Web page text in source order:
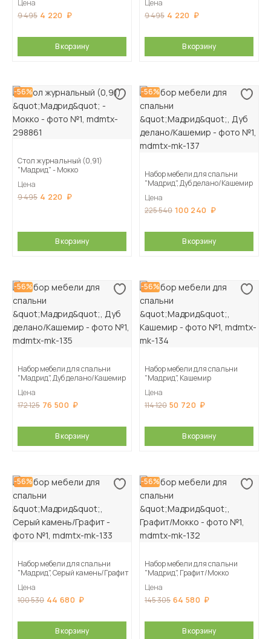
Цена
9 495 4 220
В корзину
Цена
9 495 4 220
В корзину
-56%
Стол журнальный (0,91)
"Мадрид" - Мокко
Цена
9 495 4 220
В корзину
-56%
Набор мебели для спальни
"Мадрид", Дуб делано/Кашемир
Цена
225 540 100 240
В корзину
-56%
Набор мебели для спальни
"Мадрид", Дуб делано/Кашемир
Цена
172 125 76 500
В корзину
-56%
Набор мебели для спальни
"Мадрид", Кашемир
Цена
114 120 50 720
В корзину
-56%
Набор мебели для спальни
"Мадрид", Серый камень/Графит
Цена
100 530 44 680
В корзину
-56%
Набор мебели для спальни
"Мадрид", Графит/Мокко
Цена
145 305 64 580
В корзину